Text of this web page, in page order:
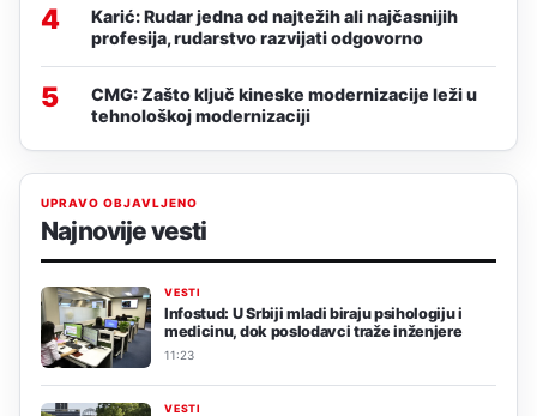
4
Karić: Rudar jedna od najtežih ali najčasnijih
profesija, rudarstvo razvijati odgovorno
5
CMG: Zašto ključ kineske modernizacije leži u
tehnološkoj modernizaciji
UPRAVO OBJAVLJENO
Najnovije vesti
VESTI
Infostud: U Srbiji mladi biraju psihologiju i
medicinu, dok poslodavci traže inženjere
11:23
VESTI